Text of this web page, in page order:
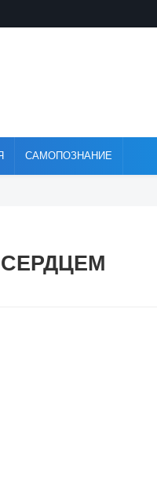
САМОПОЗНАНИЕ